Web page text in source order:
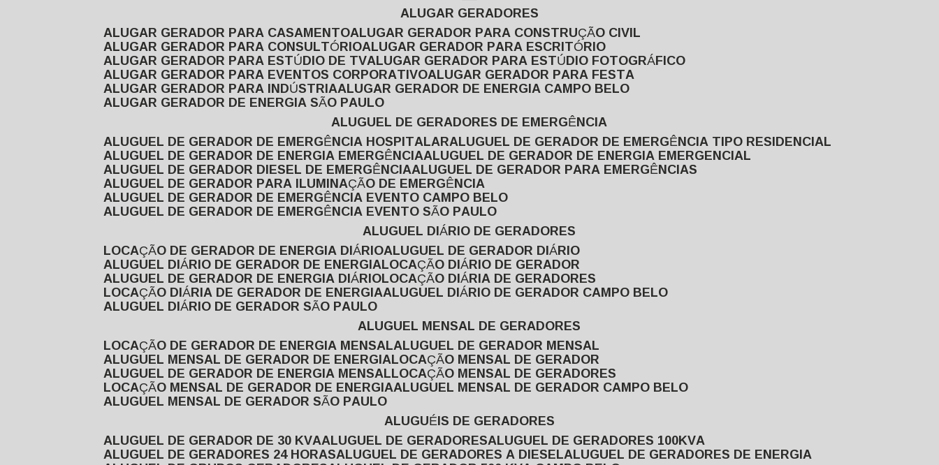
ALUGAR GERADORES
ALUGAR GERADOR PARA CASAMENTO ALUGAR GERADOR PARA CONSTRUÇÃO CIVIL
ALUGAR GERADOR PARA CONSULTÓRIO ALUGAR GERADOR PARA ESCRITÓRIO
ALUGAR GERADOR PARA ESTÚDIO DE TV ALUGAR GERADOR PARA ESTÚDIO FOTOGRÁFICO
ALUGAR GERADOR PARA EVENTOS CORPORATIVO ALUGAR GERADOR PARA FESTA
ALUGAR GERADOR PARA INDÚSTRIA ALUGAR GERADOR DE ENERGIA CAMPO BELO
ALUGAR GERADOR DE ENERGIA SÃO PAULO
ALUGUEL DE GERADORES DE EMERGÊNCIA
ALUGUEL DE GERADOR DE EMERGÊNCIA HOSPITALAR ALUGUEL DE GERADOR DE EMERGÊNCIA TIPO RESIDENCIAL
ALUGUEL DE GERADOR DE ENERGIA EMERGÊNCIA ALUGUEL DE GERADOR DE ENERGIA EMERGENCIAL
ALUGUEL DE GERADOR DIESEL DE EMERGÊNCIA ALUGUEL DE GERADOR PARA EMERGÊNCIAS
ALUGUEL DE GERADOR PARA ILUMINAÇÃO DE EMERGÊNCIA
ALUGUEL DE GERADOR DE EMERGÊNCIA EVENTO CAMPO BELO
ALUGUEL DE GERADOR DE EMERGÊNCIA EVENTO SÃO PAULO
ALUGUEL DIÁRIO DE GERADORES
LOCAÇÃO DE GERADOR DE ENERGIA DIÁRIO ALUGUEL DE GERADOR DIÁRIO
ALUGUEL DIÁRIO DE GERADOR DE ENERGIA LOCAÇÃO DIÁRIO DE GERADOR
ALUGUEL DE GERADOR DE ENERGIA DIÁRIO LOCAÇÃO DIÁRIA DE GERADORES
LOCAÇÃO DIÁRIA DE GERADOR DE ENERGIA ALUGUEL DIÁRIO DE GERADOR CAMPO BELO
ALUGUEL DIÁRIO DE GERADOR SÃO PAULO
ALUGUEL MENSAL DE GERADORES
LOCAÇÃO DE GERADOR DE ENERGIA MENSAL ALUGUEL DE GERADOR MENSAL
ALUGUEL MENSAL DE GERADOR DE ENERGIA LOCAÇÃO MENSAL DE GERADOR
ALUGUEL DE GERADOR DE ENERGIA MENSAL LOCAÇÃO MENSAL DE GERADORES
LOCAÇÃO MENSAL DE GERADOR DE ENERGIA ALUGUEL MENSAL DE GERADOR CAMPO BELO
ALUGUEL MENSAL DE GERADOR SÃO PAULO
ALUGUÉIS DE GERADORES
ALUGUEL DE GERADOR DE 30 KVA ALUGUEL DE GERADORES ALUGUEL DE GERADORES 100KVA
ALUGUEL DE GERADORES 24 HORAS ALUGUEL DE GERADORES A DIESEL ALUGUEL DE GERADORES DE ENERGIA